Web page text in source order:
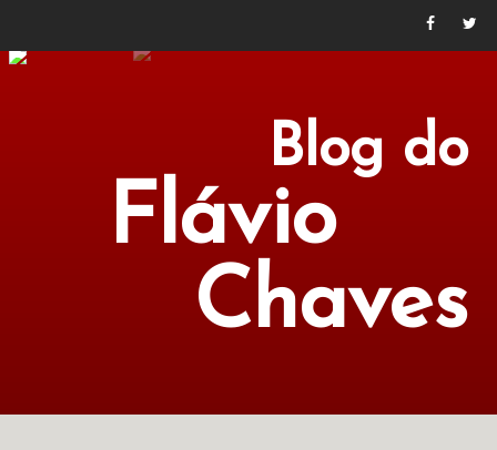
Blog do
Flávio
Chaves